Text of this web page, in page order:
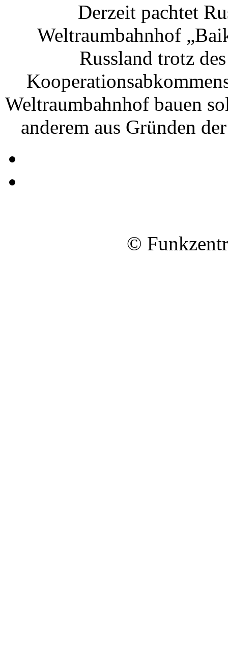
Derzeit pachtet
Weltraumbahnhof
Russland trotz
Weltraumbahnhof bauen
anderem aus Gründen
©